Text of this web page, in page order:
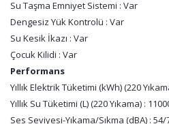
Su Taşma Emniyet Sistemi : Var
Dengesiz Yük Kontrolü : Var
Su Kesik İkazı : Var
Çocuk Kilidi : Var
Performans
Yıllık Elektrik Tüketimi (kWh) (220
Yıllık Su Tüketimi (L) (220 Yıkama) :
Ses Seviyesi-Yıkama/Sıkma (dBA) : 54/